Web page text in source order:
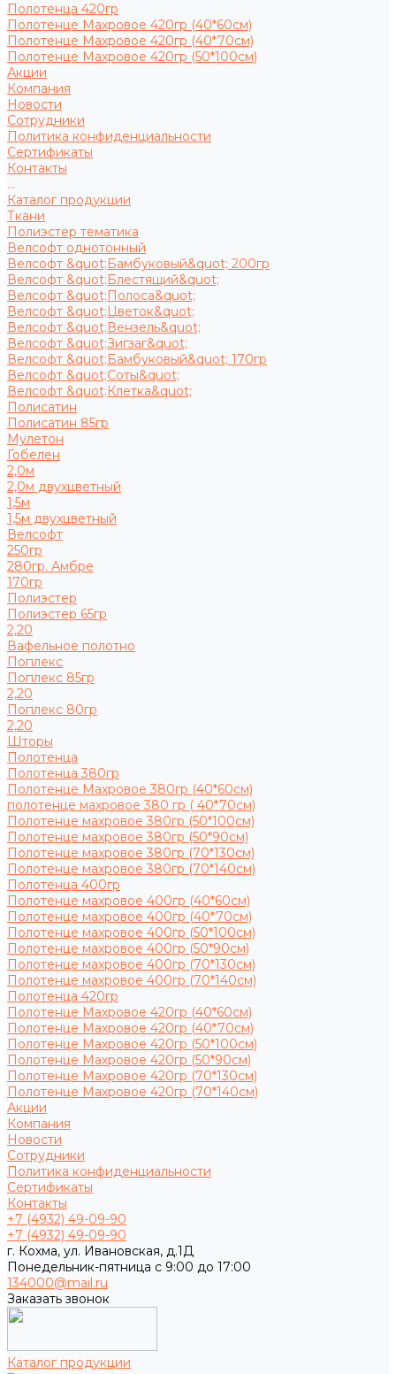
Полотенца 420гр
Полотенце Махровое 420гр (40*60см)
Полотенце Махровое 420гр (40*70см)
Полотенце Махровое 420гр (50*100см)
Акции
Компания
Новости
Сотрудники
Политика конфиденциальности
Сертификаты
Контакты
...
Каталог продукции
Ткани
Полиэстер тематика
Велсофт однотонный
Велсофт &quot;Бамбуковый&quot; 200гр
Велсофт &quot;Блестящий&quot;
Велсофт &quot;Полоса&quot;
Велсофт &quot;Цветок&quot;
Велсофт &quot;Вензель&quot;
Велсофт &quot;Зигзаг&quot;
Велсофт &quot;Бамбуковый&quot; 170гр
Велсофт &quot;Соты&quot;
Велсофт &quot;Клетка&quot;
Полисатин
Полисатин 85гр
Мулетон
Гобелен
2,0м
2,0м двухцветный
1,5м
1,5м двухцветный
Велсофт
250гр
280гр. Амбре
170гр
Полиэстер
Полиэстер 65гр
2,20
Вафельное полотно
Поплекс
Поплекс 85гр
2,20
Поплекс 80гр
2,20
Шторы
Полотенца
Полотенца 380гр
Полотенце Махровое 380гр (40*60см)
полотенце махровое 380 гр ( 40*70см)
Полотенце махровое 380гр (50*100см)
Полотенце махровое 380гр (50*90см)
Полотенце махровое 380гр (70*130см)
Полотенце махровое 380гр (70*140см)
Полотенца 400гр
Полотенце махровое 400гр (40*60см)
Полотенце махровое 400гр (40*70см)
Полотенце махровое 400гр (50*100см)
Полотенце махровое 400гр (50*90см)
Полотенце махровое 400гр (70*130см)
Полотенце махровое 400гр (70*140см)
Полотенца 420гр
Полотенце Махровое 420гр (40*60см)
Полотенце Махровое 420гр (40*70см)
Полотенце Махровое 420гр (50*100см)
Полотенце Махровое 420гр (50*90см)
Полотенце Махровое 420гр (70*130см)
Полотенце Махровое 420гр (70*140см)
Акции
Компания
Новости
Сотрудники
Политика конфиденциальности
Сертификаты
Контакты
+7 (4932) 49-09-90
+7 (4932) 49-09-90
г. Кохма, ул. Ивановская, д.1Д
Понедельник-пятница с 9:00 до 17:00
134000@mail.ru
Заказать звонок
Каталог продукции